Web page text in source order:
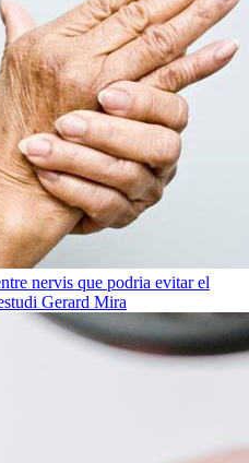
nervis que podria evitar el
Gerard Mira